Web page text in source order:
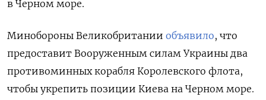
в Черном море.
Минобороны Великобритании объявило, что
предоставит Вооруженным силам Украины два
противоминных корабля Королевского флота,
чтобы укрепить позиции Киева на Черном море.